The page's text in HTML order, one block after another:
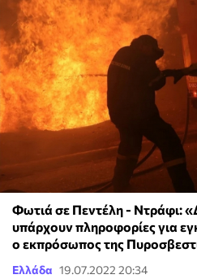
Φωτιά σε Πεντέλη - Ντράφι:
υπάρχουν πληροφορίες για
ο εκπρόσωπος της
Ελλάδα 19.07.2022 20:34